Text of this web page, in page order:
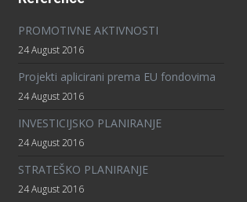
PROMOTIVNE AKTIVNOSTI
24 August 2016
Projekti aplicirani prema EU fondovima
24 August 2016
INVESTICIJSKO PLANIRANJE
24 August 2016
STRATEŠKO PLANIRANJE
24 August 2016